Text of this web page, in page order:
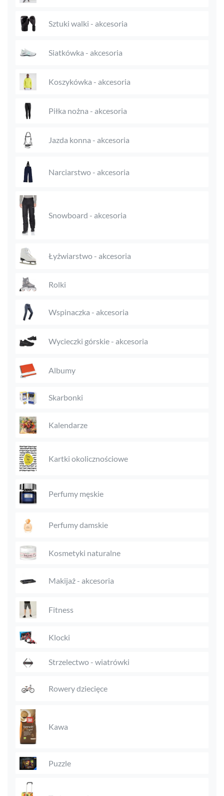
Sztuki walki - akcesoria
Siatkówka - akcesoria
Koszykówka - akcesoria
Piłka nożna - akcesoria
Jazda konna - akcesoria
Narciarstwo - akcesoria
Snowboard - akcesoria
Łyżwiarstwo - akcesoria
Rolki
Wspinaczka - akcesoria
Wycieczki górskie - akcesoria
Albumy
Skarbonki
Kalendarze
Kartki okolicznościowe
Perfumy męskie
Perfumy damskie
Kosmetyki naturalne
Makijaż - akcesoria
Fitness
Klocki
Strzelectwo - wiatrówki
Rowery dziecięce
Kawa
Puzzle